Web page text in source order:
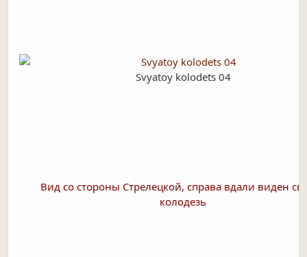
Svyatoy kolodets 04
Вид со стороны Стрелецкой, справа вдали виден
колодезь